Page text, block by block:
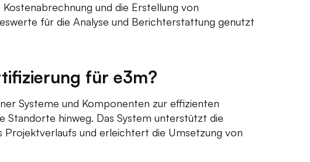
und die Erstellung von
für die Analyse und Berichterstattung genutzt
für e3m?
Systeme und Komponenten zur effizienten
Standorte hinweg. Das System unterstützt die
und erleichtert die Umsetzung von